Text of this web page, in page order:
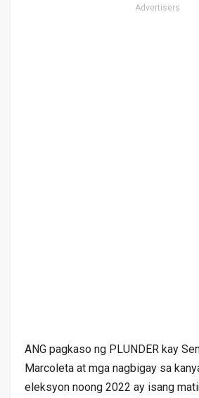
Advertisers
ANG pagkaso ng PLUNDER kay
Marcoleta at mga nagbigay sa
eleksyon noong 2022 ay isang